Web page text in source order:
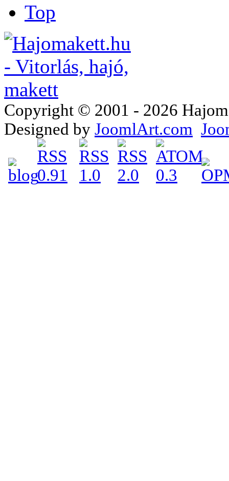
Top
Copyright © 2001 - 2026
Designed by JoomlArt.com